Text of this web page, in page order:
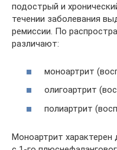
подострый и
течении заболевания
ремиссии. По
различают:
моноартрит
олигоартрит
полиартрит
Моноартрит